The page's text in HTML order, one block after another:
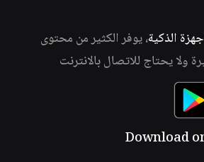
الذكية، يوفر الكثير من محتوى
يحتاج للاتصال بالانترنت